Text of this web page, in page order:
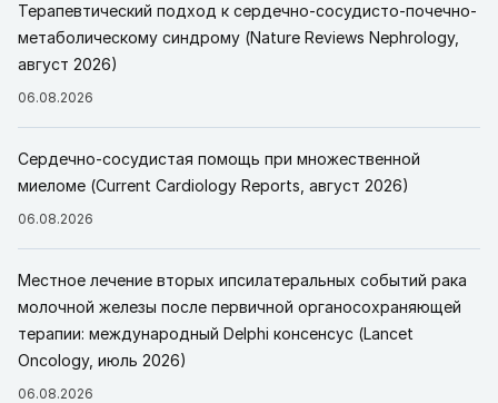
Терапевтический подход к сердечно-сосудисто-почечно-
метаболическому синдрому (Nature Reviews Nephrology,
август 2026)
06.08.2026
Сердечно-сосудистая помощь при множественной
миеломе (Current Cardiology Reports, август 2026)
06.08.2026
Местное лечение вторых ипсилатеральных событий рака
молочной железы после первичной органосохраняющей
терапии: международный Delphi консенсус (Lancet
Oncology, июль 2026)
06.08.2026